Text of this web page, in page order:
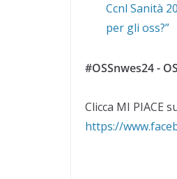
Ccnl Sanità
per gli oss?”
#OSSnwes24 -
Clicca MI PIACE
https://